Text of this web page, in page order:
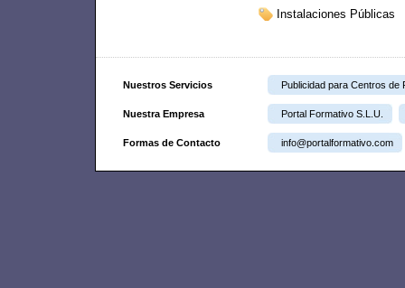
Instalaciones Públicas
Nuestros Servicios Publicidad para Centros de
Nuestra Empresa Portal Formativo S.L.U.
Formas de Contacto info@portalformativo.com